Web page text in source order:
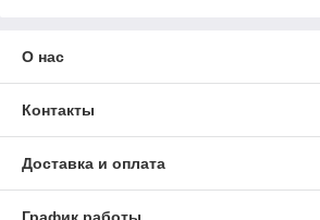
О нас
Контакты
Доставка и оплата